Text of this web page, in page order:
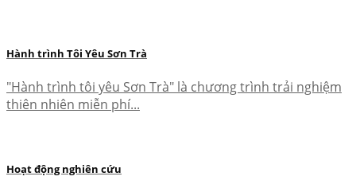
Hành trình Tôi Yêu Sơn Trà
"Hành trình tôi yêu Sơn Trà" là chương trình trải nghiệm
thiên nhiên miễn phí...
Hoạt động nghiên cứu